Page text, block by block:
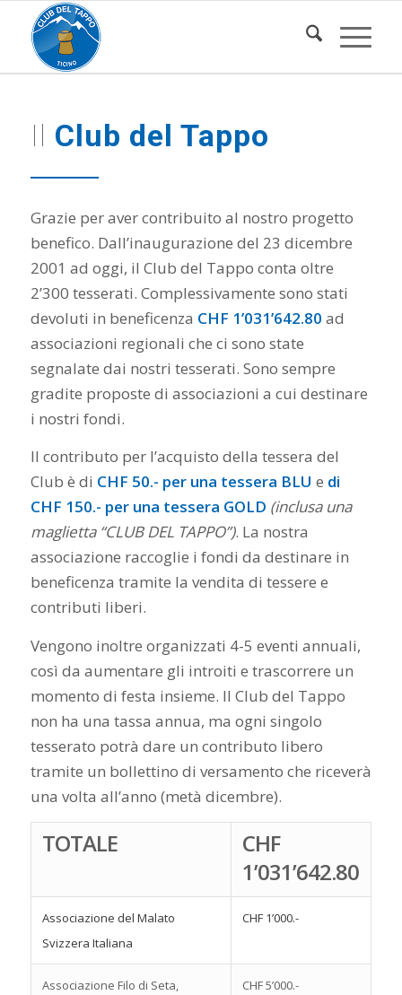
Il Club del Tappo
Grazie per aver contribuito al nostro progetto
benefico. Dall’inaugurazione del 23 dicembre
2001 ad oggi, il Club del Tappo conta oltre
2’300 tesserati. Complessivamente sono stati
devoluti in beneficenza CHF 1’031’642.80 ad
associazioni regionali che ci sono state
segnalate dai nostri tesserati. Sono sempre
gradite proposte di associazioni a cui destinare
i nostri fondi.
Il contributo per l’acquisto della tessera del
Club è di CHF 50.- per una tessera BLU e di
CHF 150.- per una tessera GOLD (inclusa una
maglietta “CLUB DEL TAPPO”). La nostra
associazione raccoglie i fondi da destinare in
beneficenza tramite la vendita di tessere e
contributi liberi.
Vengono inoltre organizzati 4-5 eventi annuali,
così da aumentare gli introiti e trascorrere un
momento di festa insieme. Il Club del Tappo
non ha una tassa annua, ma ogni singolo
tesserato potrà dare un contributo libero
tramite un bollettino di versamento che riceverà
una volta all’anno (metà dicembre).
TOTALE
CHF
1’031’642.80
Associazione del Malato
Svizzera Italiana
CHF 1’000.-
Associazione Filo di Seta,
CHF 5’000.-